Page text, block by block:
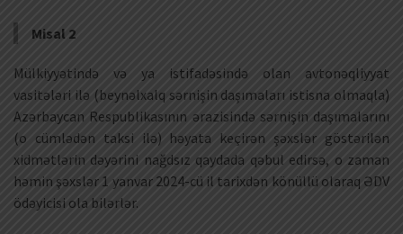
Misal 2
Mülkiyyətində və ya istifadəsində olan avtonəqliyyat
vasitələri ilə (beynəlxalq sərnişin daşımaları istisna olmaqla)
Azərbaycan Respublikasının ərazisində sərnişin daşımalarını
(o cümlədən taksi ilə) həyata keçirən şəxslər göstərilən
xidmətlərin dəyərini nağdsız qaydada qəbul edirsə, o zaman
həmin şəxslər 1 yanvar 2024-cü il tarixdən könüllü olaraq ƏDV
ödəyicisi ola bilərlər.